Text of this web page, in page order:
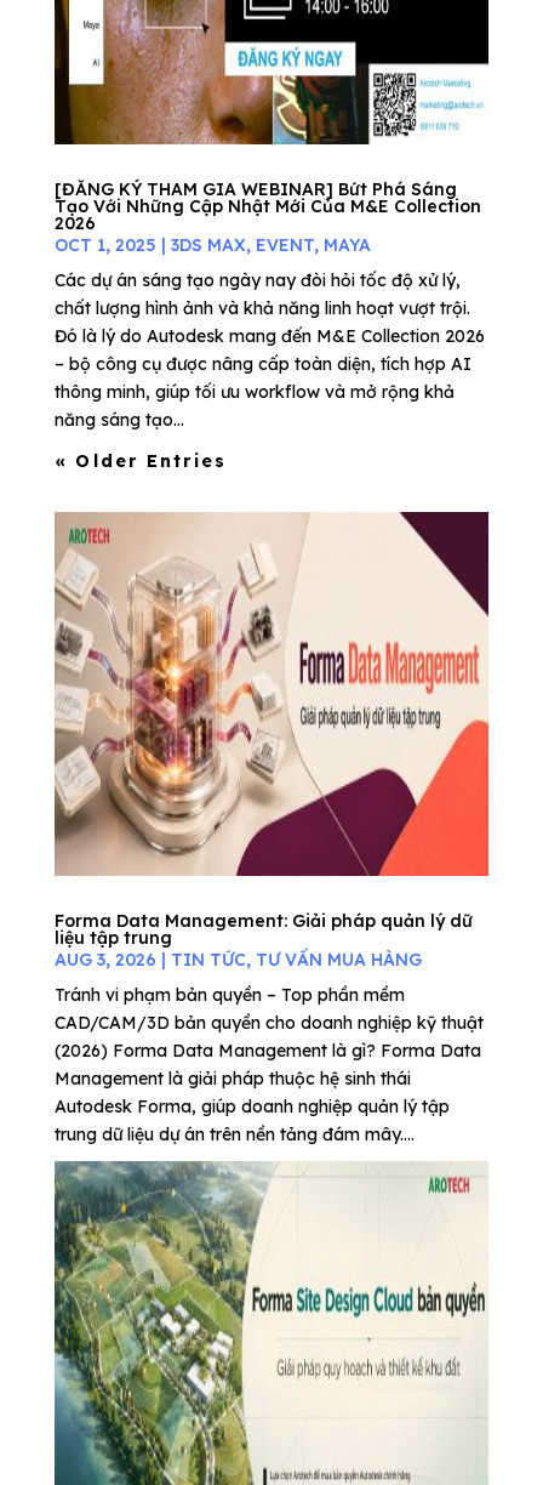
[ĐĂNG KÝ THAM GIA WEBINAR] Bứt Phá Sáng
Tạo Với Những Cập Nhật Mới Của M&E Collection
2026
OCT 1, 2025 | 3DS MAX, EVENT, MAYA
Các dự án sáng tạo ngày nay đòi hỏi tốc độ xử lý,
chất lượng hình ảnh và khả năng linh hoạt vượt trội.
Đó là lý do Autodesk mang đến M&E Collection 2026
– bộ công cụ được nâng cấp toàn diện, tích hợp AI
thông minh, giúp tối ưu workflow và mở rộng khả
năng sáng tạo...
« Older Entries
Forma Data Management: Giải pháp quản lý dữ
liệu tập trung
AUG 3, 2026 | TIN TỨC, TƯ VẤN MUA HÀNG
Tránh vi phạm bản quyền – Top phần mềm
CAD/CAM/3D bản quyền cho doanh nghiệp kỹ thuật
(2026) Forma Data Management là gì? Forma Data
Management là giải pháp thuộc hệ sinh thái
Autodesk Forma, giúp doanh nghiệp quản lý tập
trung dữ liệu dự án trên nền tảng đám mây....